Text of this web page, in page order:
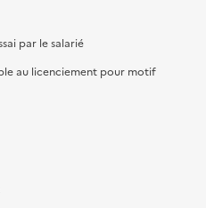
par le salarié
au licenciement pour motif